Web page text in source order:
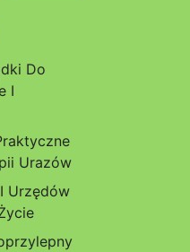
Do
I
Urazów
Urzędów